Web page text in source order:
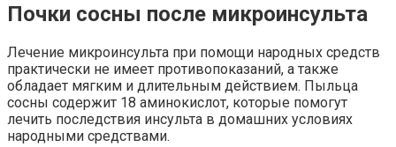
Почки сосны после микроинсульта
Лечение микроинсульта при помощи народных средств
практически не имеет противопоказаний, а также
обладает мягким и длительным действием. Пыльца
сосны содержит 18 аминокислот, которые помогут
лечить последствия инсульта в домашних условиях
народными средствами.